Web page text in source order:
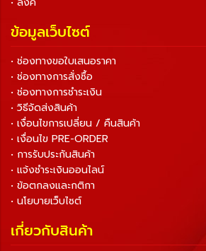
ข้อมูลเว็บไซต์
• ช่องทางขอใบเสนอราคา
• ช่องทางการสั่งซื้อ
• ช่องทางการชำระเงิน
• วิธีจัดส่งสินค้า
• เงื่อนไขการเปลี่ยน / คืนสินค้า
• เงื่อนไข PRE-ORDER
• การรับประกันสินค้า
• แจ้งชำระเงินออนไลน์
• ข้อตกลงและกติกา
• นโยบายเว็บไซต์
เกี่ยวกับสินค้า